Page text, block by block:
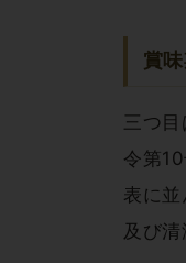
賞
三つ
令第
表に
及び